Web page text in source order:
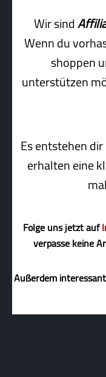
Wir sind
Wenn du
shoppen
unterstützen
Es entstehen dir
erhalten eine
Folge uns jetzt auf
verpasse keine
Außerdem